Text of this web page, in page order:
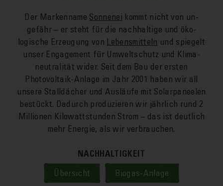
Der Marken­name Sonnen­ei kommt nicht von un­
gefähr – er steht für die nach­haltige und öko­
logische Er­zeugung von
Lebens­mitteln und spiegelt
unser Engagement für Umwelt­schutz und Klima­
neutralität wider. Seit dem Bau der ersten
Photovoltaik-Anlage im Jahr 2001 haben wir all
unsere Stall­dächer und Aus­läufe mit Solar­paneelen
be­stückt. Da­durch produzieren wir jährlich rund 2
Millionen Kilowatt­stunden Strom – das ist deutlich
mehr Energie, als wir ver­brauchen.
NACHHALTIGKEIT
Übersicht Biogas-Anlage